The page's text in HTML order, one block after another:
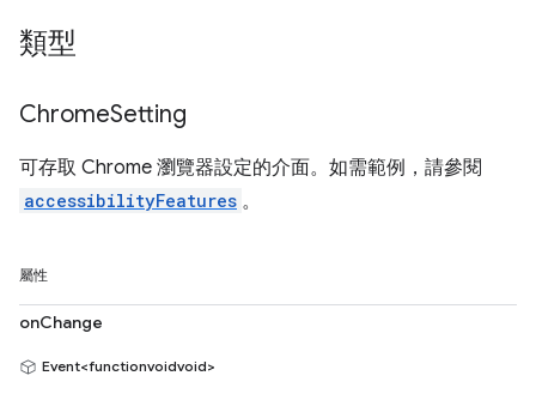
類型
ChromeSetting
可存取 Chrome 瀏覽器設定的介面。如需範例，請參閱
accessibilityFeatures 。
屬性
onChange
Event<functionvoidvoid>